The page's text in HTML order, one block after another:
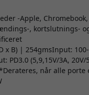
-Apple,
, kortslutnings-
x B) | 254gmsInput:
PD3.0 (5,9,15V/3A, 20V/
når alle porte